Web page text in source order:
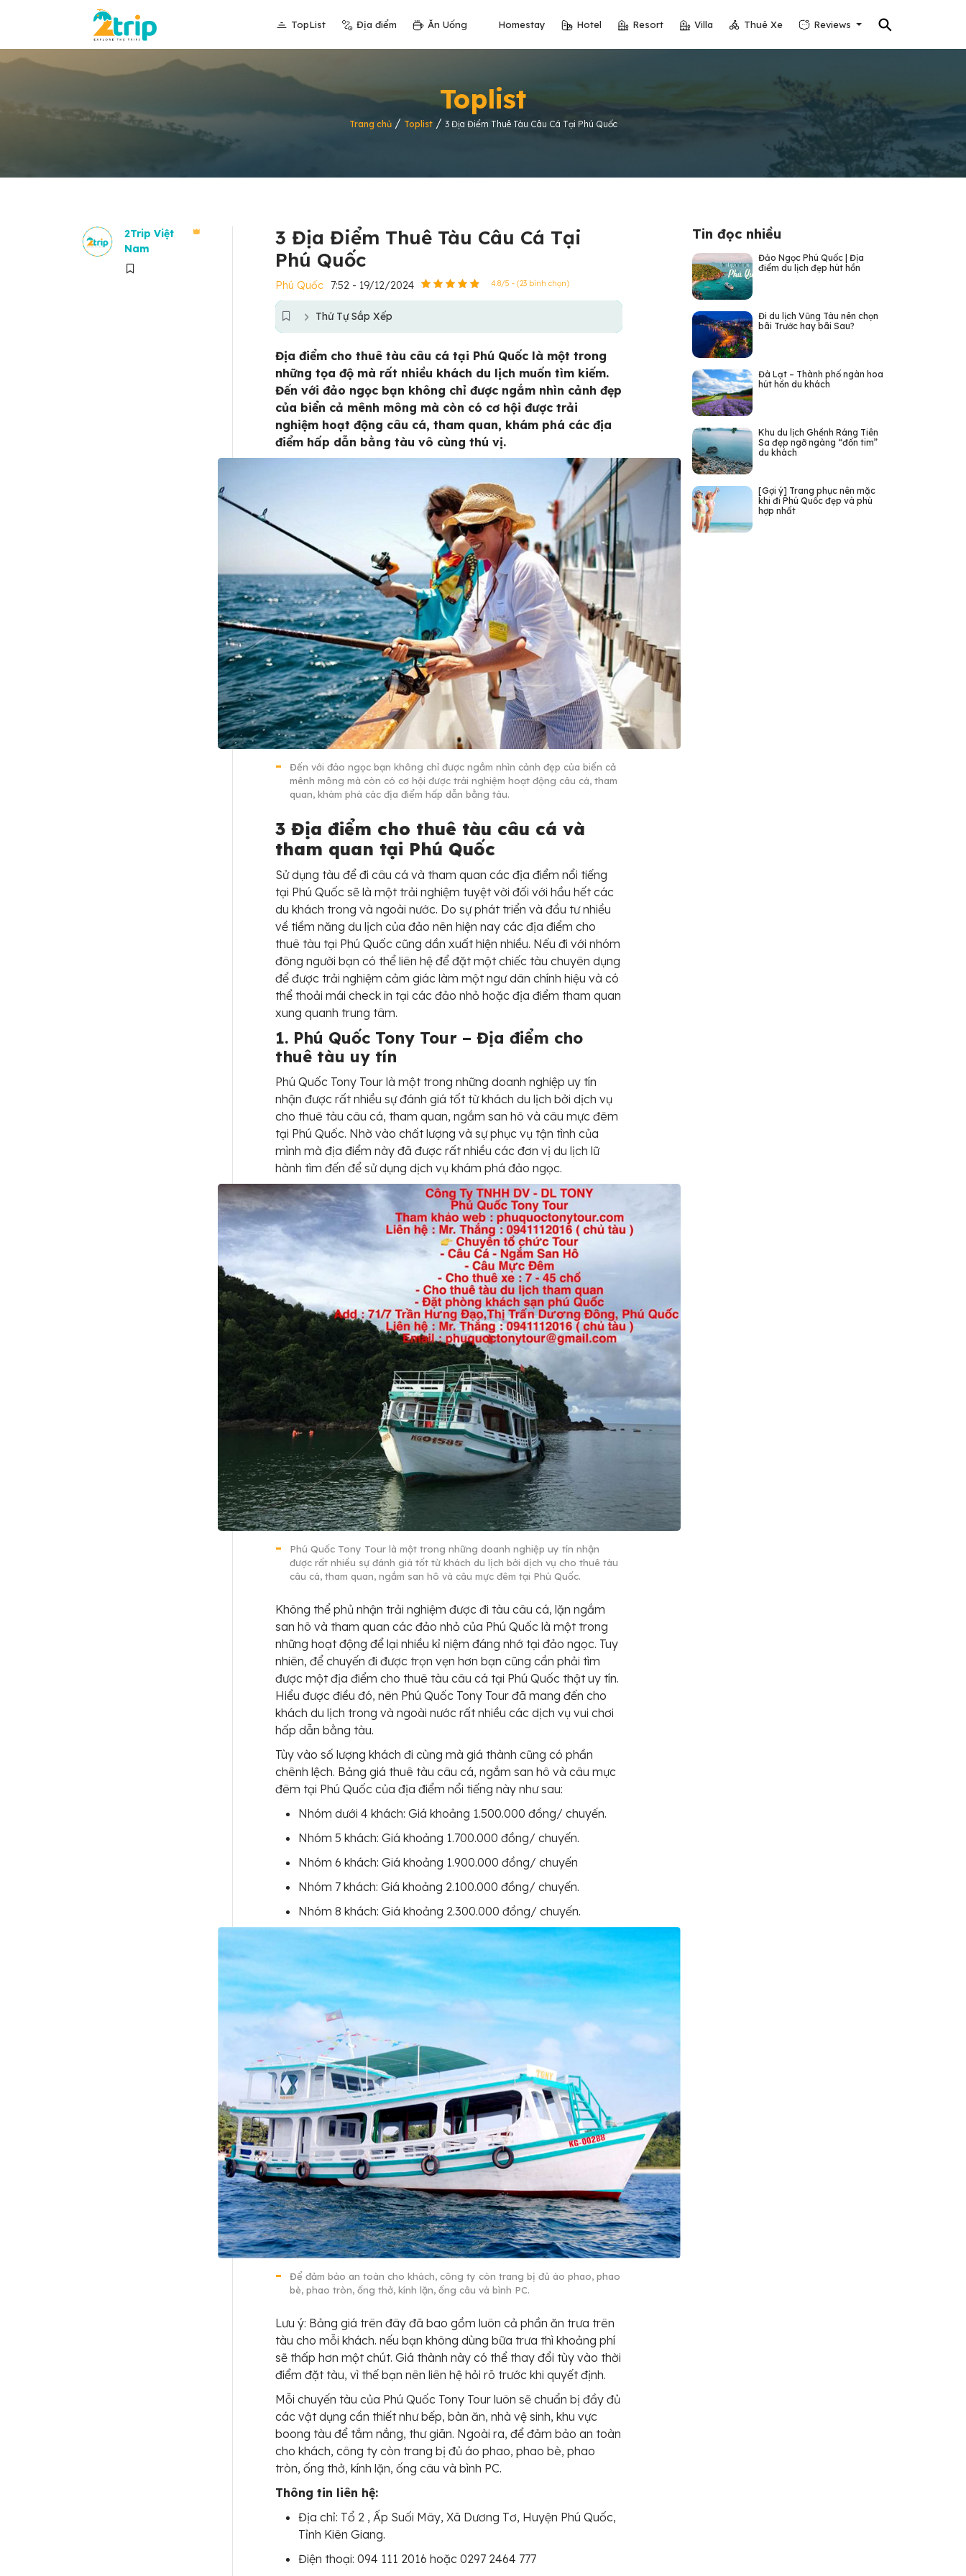
⚲
TopList Địa điểm Ăn Uống Homestay Hotel Resort Villa Thuê Xe Reviews
Toplist
Trang chủ/ Toplist/ 3 Địa Điểm Thuê Tàu Câu Cá Tại Phú Quốc
2Trip Việt
Nam
3 Địa Điểm Thuê Tàu Câu Cá Tại
Phú Quốc
Phú Quốc 7:52 - 19/12/2024 4.8/5 - (23 bình chọn)
Thứ Tự Sắp Xếp
Địa điểm cho thuê tàu câu cá tại Phú Quốc là một trong
những tọa độ mà rất nhiều khách du lịch muốn tìm kiếm.
Đến với đảo ngọc bạn không chỉ được ngắm nhìn cảnh đẹp
của biển cả mênh mông mà còn có cơ hội được trải
nghiệm hoạt động câu cá, tham quan, khám phá các địa
điểm hấp dẫn bằng tàu vô cùng thú vị.
Đến với đảo ngọc bạn không chỉ được ngắm nhìn cảnh đẹp của biển cả
mênh mông mà còn có cơ hội được trải nghiệm hoạt động câu cá, tham
quan, khám phá các địa điểm hấp dẫn bằng tàu.
3 Địa điểm cho thuê tàu câu cá và
tham quan tại Phú Quốc
Sử dụng tàu để đi câu cá và tham quan các địa điểm nổi tiếng
tại Phú Quốc sẽ là một trải nghiệm tuyệt vời đối với hầu hết các
du khách trong và ngoài nước. Do sự phát triển và đầu tư nhiều
về tiềm năng du lịch của đảo nên hiện nay các địa điểm cho
thuê tàu tại Phú Quốc cũng dần xuất hiện nhiều. Nếu đi với nhóm
đông người bạn có thể liên hệ để đặt một chiếc tàu chuyên dụng
để được trải nghiệm cảm giác làm một ngư dân chính hiệu và có
thể thoải mái check in tại các đảo nhỏ hoặc địa điểm tham quan
xung quanh trung tâm.
1. Phú Quốc Tony Tour – Địa điểm cho
thuê tàu uy tín
Phú Quốc Tony Tour là một trong những doanh nghiệp uy tín
nhận được rất nhiều sự đánh giá tốt từ khách du lịch bởi dịch vụ
cho thuê tàu câu cá, tham quan, ngắm san hô và câu mực đêm
tại Phú Quốc. Nhờ vào chất lượng và sự phục vụ tận tình của
mình mà địa điểm này đã được rất nhiều các đơn vị du lịch lữ
hành tìm đến để sử dụng dịch vụ khám phá đảo ngọc.
Phú Quốc Tony Tour là một trong những doanh nghiệp uy tín nhận
được rất nhiều sự đánh giá tốt từ khách du lịch bởi dịch vụ cho thuê tàu
câu cá, tham quan, ngắm san hô và câu mực đêm tại Phú Quốc.
Không thể phủ nhận trải nghiệm được đi tàu câu cá, lặn ngắm
san hô và tham quan các đảo nhỏ của Phú Quốc là một trong
những hoạt động để lại nhiều kỉ niệm đáng nhớ tại đảo ngọc. Tuy
nhiên, để chuyến đi được trọn vẹn hơn bạn cũng cần phải tìm
được một địa điểm cho thuê tàu câu cá tại Phú Quốc thật uy tín.
Hiểu được điều đó, nên Phú Quốc Tony Tour đã mang đến cho
khách du lịch trong và ngoài nước rất nhiều các dịch vụ vui chơi
hấp dẫn bằng tàu.
Tùy vào số lượng khách đi cùng mà giá thành cũng có phần
chênh lệch. Bảng giá thuê tàu câu cá, ngắm san hô và câu mực
đêm tại Phú Quốc của địa điểm nổi tiếng này như sau:
Nhóm dưới 4 khách: Giá khoảng 1.500.000 đồng/ chuyến.
Nhóm 5 khách: Giá khoảng 1.700.000 đồng/ chuyến.
Nhóm 6 khách: Giá khoảng 1.900.000 đồng/ chuyến
Nhóm 7 khách: Giá khoảng 2.100.000 đồng/ chuyến.
Nhóm 8 khách: Giá khoảng 2.300.000 đồng/ chuyến.
Để đảm bảo an toàn cho khách, công ty còn trang bị đủ áo phao, phao
bè, phao tròn, ống thở, kính lặn, ống câu và bình PC.
Lưu ý: Bảng giá trên đây đã bao gồm luôn cả phần ăn trưa trên
tàu cho mỗi khách. nếu bạn không dùng bữa trưa thì khoảng phí
sẽ thấp hơn một chút. Giá thành này có thể thay đổi tùy vào thời
điểm đặt tàu, vì thế bạn nên liên hệ hỏi rõ trước khi quyết định.
Mỗi chuyến tàu của Phú Quốc Tony Tour luôn sẽ chuẩn bị đầy đủ
các vật dụng cần thiết như bếp, bàn ăn, nhà vệ sinh, khu vực
boong tàu để tắm nắng, thư giãn. Ngoài ra, để đảm bảo an toàn
cho khách, công ty còn trang bị đủ áo phao, phao bè, phao
tròn, ống thở, kính lặn, ống câu và bình PC.
Thông tin liên hệ:
Địa chỉ: Tổ 2 , Ấp Suối Mây, Xã Dương Tơ, Huyện Phú Quốc,
Tỉnh Kiên Giang.
Điện thoại: 094 111 2016 hoặc 0297 2464 777
Tin đọc nhiều
Đảo Ngọc Phú Quốc | Địa
điểm du lịch đẹp hút hồn
Đi du lịch Vũng Tàu nên chọn
bãi Trước hay bãi Sau?
Đà Lạt – Thành phố ngàn hoa
hút hồn du khách
Khu du lịch Ghềnh Ráng Tiên
Sa đẹp ngỡ ngàng “đốn tim”
du khách
[Gợi ý] Trang phục nên mặc
khi đi Phú Quốc đẹp và phù
hợp nhất